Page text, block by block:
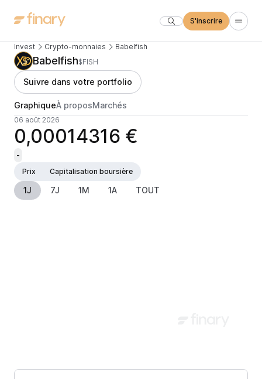
S'inscrire
Invest Crypto-monnaies Babelfish
Babelfish$FISH
Suivre dans votre portfolio
GraphiqueÀ proposMarchés
06 août 2026
0,00014316 €
-
Prix
Capitalisation boursière
1J 7J 1M 1A TOUT